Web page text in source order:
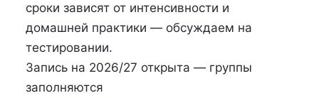
сроки зависят от интенсивности и
домашней практики — обсуждаем на
тестировании.
Запись на 2026/27 открыта — группы
заполняются